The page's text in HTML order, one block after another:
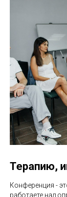
Терапию,
Конференция -
работаете над